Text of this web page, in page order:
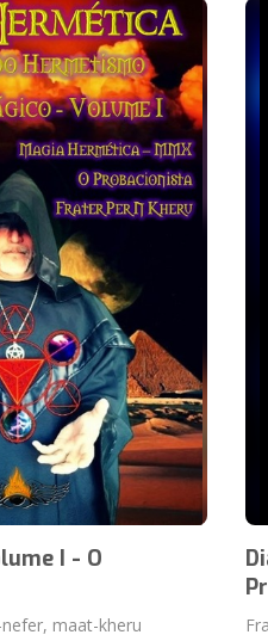
I - O
maat-kheru